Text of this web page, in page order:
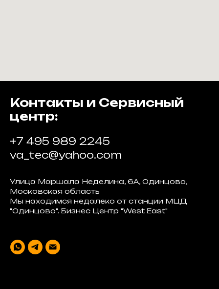
Контакты и Сервисный
центр:
+7 495 989 2245
va_tec@yahoo.com
Улица Маршала Неделина, 6А, Одинцово,
Московская область
Мы находимся недалеко от станции МЦД
"Одинцово". Бизнес Центр "West East"